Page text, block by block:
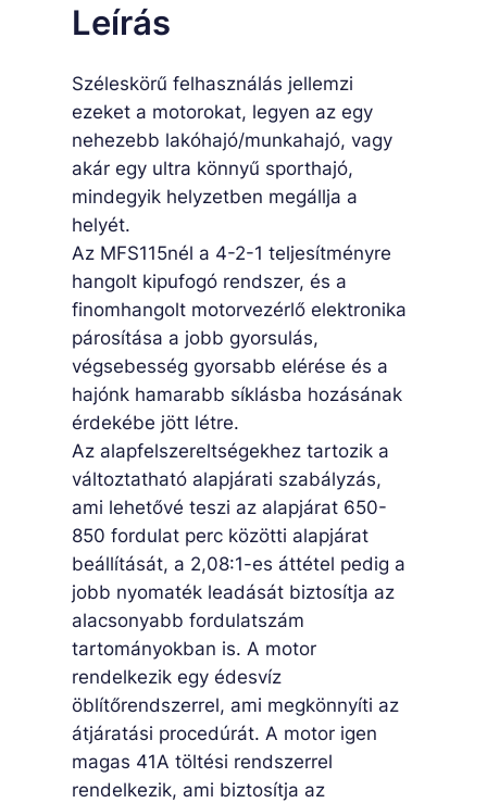
n
y
i
s
é
g
Leírás
Széleskörű felhasználás jellemzi
ezeket a motorokat, legyen az egy
nehezebb lakóhajó/munkahajó, vagy
akár egy ultra könnyű sporthajó,
mindegyik helyzetben megállja a
helyét.
Az MFS115nél a 4-2-1 teljesítményre
hangolt kipufogó rendszer, és a
finomhangolt motorvezérlő elektronika
párosítása a jobb gyorsulás,
végsebesség gyorsabb elérése és a
hajónk hamarabb síklásba hozásának
érdekébe jött létre.
Az alapfelszereltségekhez tartozik a
változtatható alapjárati szabályzás,
ami lehetővé teszi az alapjárat 650-
850 fordulat perc közötti alapjárat
beállítását, a 2,08:1-es áttétel pedig a
jobb nyomaték leadását biztosítja az
alacsonyabb fordulatszám
tartományokban is. A motor
rendelkezik egy édesvíz
öblítőrendszerrel, ami megkönnyíti az
átjáratási procedúrát. A motor igen
magas 41A töltési rendszerrel
rendelkezik, ami biztosítja az